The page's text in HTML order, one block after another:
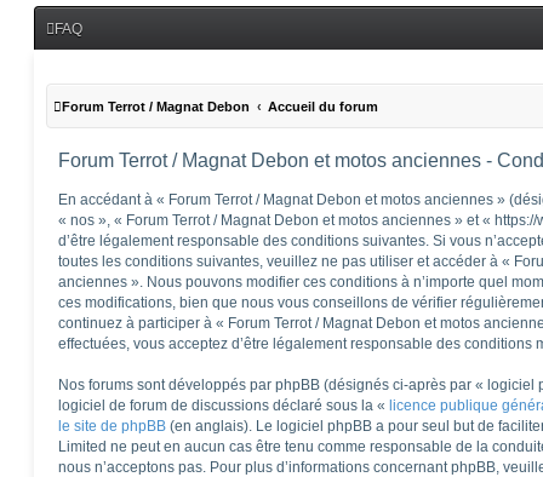
FAQ
Forum Terrot / Magnat Debon Accueil du forum
Forum Terrot / Magnat Debon et motos anciennes -
En accédant à « Forum Terrot / Magnat Debon et motos anciennes »
« nos », « Forum Terrot / Magnat Debon et motos anciennes » et «
d’être légalement responsable des conditions suivantes. Si vous
toutes les conditions suivantes, veuillez ne pas utiliser et accéder à «
anciennes ». Nous pouvons modifier ces conditions à n’importe quel
ces modifications, bien que nous vous conseillons de vérifier
continuez à participer à « Forum Terrot / Magnat Debon et motos
effectuées, vous acceptez d’être légalement responsable des conditions
Nos forums sont développés par phpBB (désignés ci-après par « logiciel
logiciel de forum de discussions déclaré sous la « licence publique
le site de phpBB (en anglais). Le logiciel phpBB a pour seul but de
Limited ne peut en aucun cas être tenu comme responsable de la
nous n’acceptons pas. Pour plus d’informations concernant phpBB,